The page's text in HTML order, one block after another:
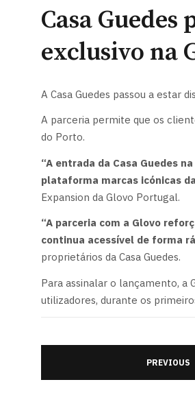
Casa Guedes
exclusivo na
A Casa Guedes passou a estar
A parceria permite que os
do Porto.
“A entrada da Casa Guedes
plataforma marcas icónicas
Expansion da Glovo Portugal.
“A parceria com a Glovo
continua acessível de forma
proprietários da Casa Guedes.
Para assinalar o lançamento, a
utilizadores, durante os
PREVIOUS